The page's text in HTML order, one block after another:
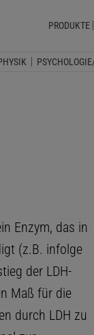
PRODUKTE
Enzym, das in
(z.B. infolge
der LDH-
Maß für die
durch LDH zu